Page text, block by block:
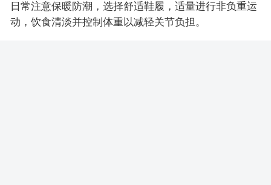
日常注意保暖防潮，选择舒适鞋履，适量进行非负重运
动，饮食清淡并控制体重以减轻关节负担。